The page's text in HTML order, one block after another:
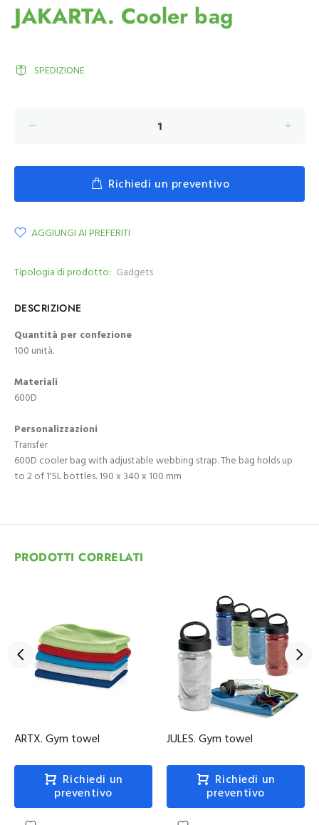
JAKARTA. Cooler bag
SPEDIZIONE
Richiedi un preventivo
AGGIUNGI AI PREFERITI
Tipologia di prodotto: Gadgets
DESCRIZIONE
Quantità per confezione
100 unità.
Materiali
600D
Personalizzazioni
Transfer
600D cooler bag with adjustable webbing strap. The bag holds up
to 2 of 1'5L bottles. 190 x 340 x 100 mm
PRODOTTI CORRELATI
ARTX. Gym towel
Richiedi un
preventivo
JULES. Gym towel
Richiedi un
preventivo